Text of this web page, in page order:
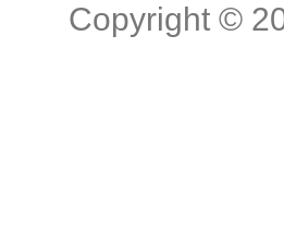
Copyright ©